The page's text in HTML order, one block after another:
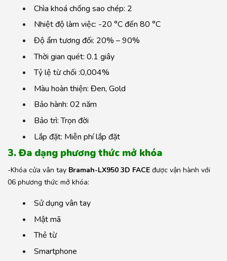
Chìa khoá chống sao chép: 2
Nhiệt độ làm việc: -20 °C đến 80 °C
Độ ẩm tương đối: 20% – 90%
Thời gian quét: 0.1 giây
Tỷ lệ từ chối :0,004%
Màu hoàn thiện: Đen, Gold
Bảo hành: 02 năm
Bảo trì: Trọn đời
Lắp đặt: Miễn phí lắp đặt
3. Đa dạng phương thức mở khóa
-Khóa cửa vân tay Bramah-LX950 3D FACE được vận hành với
06 phương thức mở khóa:
Sử dụng vân tay
Mật mã
Thẻ từ
Smartphone